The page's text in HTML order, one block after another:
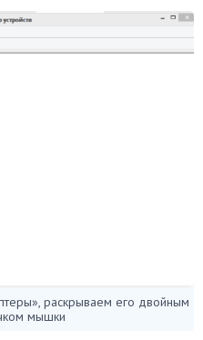
раскрываем его двойным
мышки